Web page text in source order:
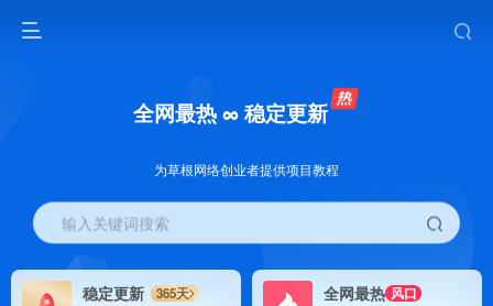
全网最热 ∞ 稳定更新
为草根网络创业者提供项目教程
输入关键词搜索
稳定更新
365天
全网最热 风口